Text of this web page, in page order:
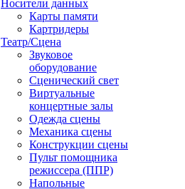
Носители данных
Карты памяти
Картридеры
Театр/Сцена
Звуковое
оборудование
Сценический свет
Виртуальные
концертные залы
Одежда сцены
Механика сцены
Конструкции сцены
Пульт помощника
режиссера (ППР)
Напольные